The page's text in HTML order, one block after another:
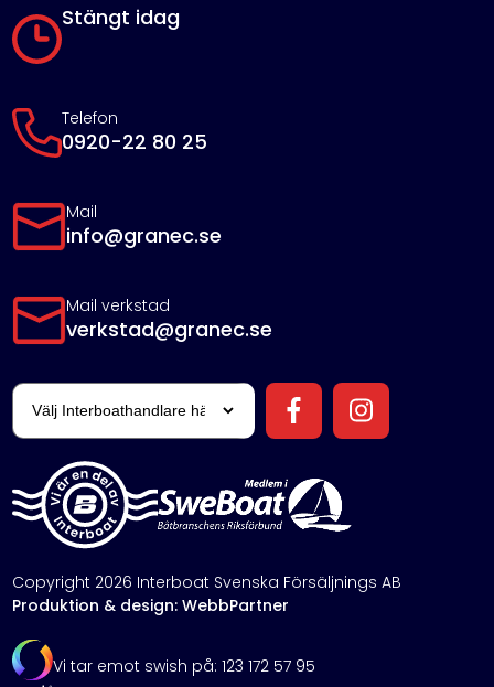
Stängt idag
Telefon
0920-22 80 25
Mail
info@granec.se
Mail verkstad
verkstad@granec.se
Copyright 2026 Interboat Svenska Försäljnings AB
Produktion & design: WebbPartner
Vi tar emot swish på: 123 172 57 95